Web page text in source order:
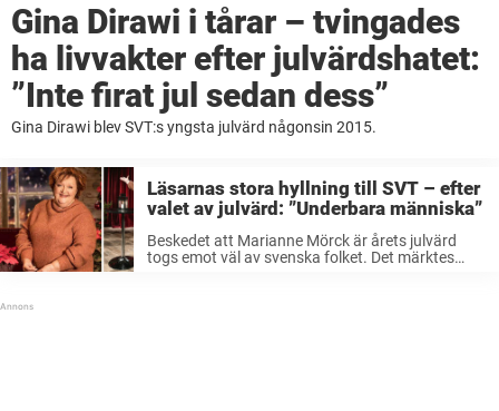
Gina Dirawi i tårar – tvingades
ha livvakter efter julvärdshatet:
”Inte firat jul sedan dess”
Gina Dirawi blev SVT:s yngsta julvärd någonsin 2015.
Läsarnas stora hyllning till SVT – efter
valet av julvärd: ”Underbara människa”
Beskedet att Marianne Mörck är årets julvärd
togs emot väl av svenska folket. Det märktes